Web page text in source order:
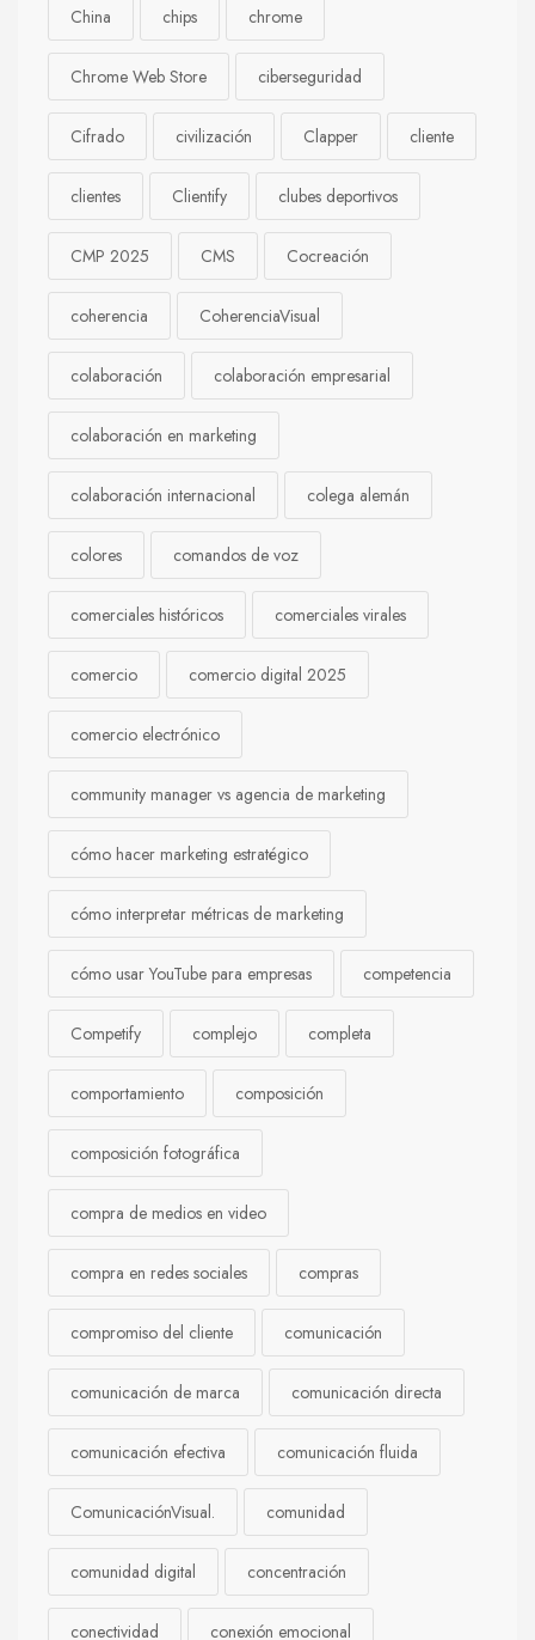
China chips chrome
Chrome Web Store ciberseguridad
Cifrado civilización Clapper cliente
clientes Clientify clubes deportivos
CMP 2025 CMS Cocreación
coherencia CoherenciaVisual
colaboración colaboración empresarial
colaboración en marketing
colaboración internacional colega alemán
colores comandos de voz
comerciales históricos comerciales virales
comercio comercio digital 2025
comercio electrónico
community manager vs agencia de marketing
cómo hacer marketing estratégico
cómo interpretar métricas de marketing
cómo usar YouTube para empresas competencia
Competify complejo completa
comportamiento composición
composición fotográfica
compra de medios en video
compra en redes sociales compras
compromiso del cliente comunicación
comunicación de marca comunicación directa
comunicación efectiva comunicación fluida
ComunicaciónVisual. comunidad
comunidad digital concentración
conectividad conexión emocional